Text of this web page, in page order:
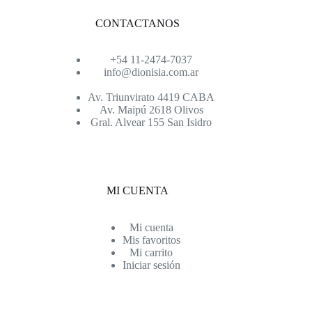
CONTACTANOS
+54 11-2474-7037
info@dionisia.com.ar
Av. Triunvirato 4419 CABA
Av. Maipú 2618 Olivos
Gral. Alvear 155 San Isidro
MI CUENTA
Mi cuenta
Mis favoritos
Mi carrito
Iniciar sesión